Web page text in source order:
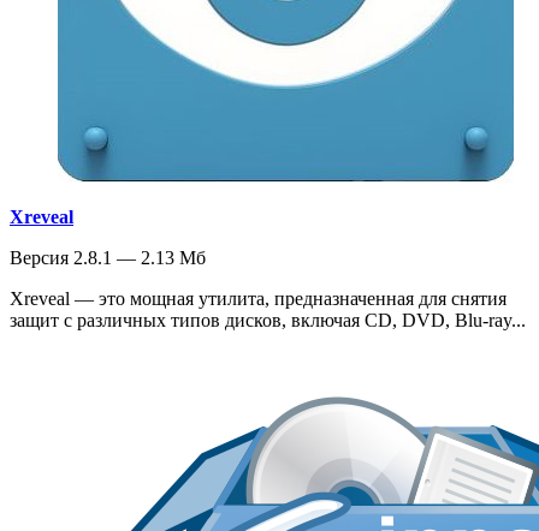
Xreveal
Версия 2.8.1 — 2.13 Мб
Xreveal — это мощная утилита, предназначенная для снятия
защит с различных типов дисков, включая CD, DVD, Blu-ray...